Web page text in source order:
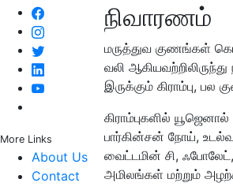
More Links
About Us
Contact
நிவாரணம்
மருத்துவ குணங்கள்
வலி
இருக்கும் கிராம்பு, பல
கிராம்புகளில்
பார்கின்சன் நோய்,
வைட்டமின் சி,
அமிலங்கள் மற்றும்